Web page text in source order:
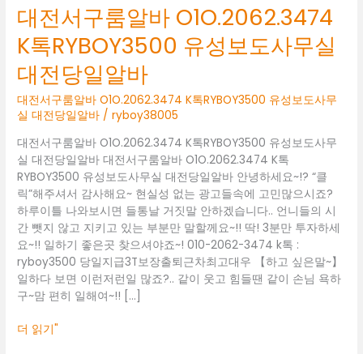
대전서구룸알바 O1O.2062.3474
K톡RYBOY3500 유성보도사무실
대전당일알바
대전서구룸알바 O1O.2062.3474 K톡RYBOY3500 유성보도사무
실 대전당일알바 /ryboy38005
대전서구룸알바 O1O.2062.3474 K톡RYBOY3500 유성보도사무
실 대전당일알바 대전서구룸알바 O1O.2062.3474 K톡
RYBOY3500 유성보도사무실 대전당일알바 안녕하세요~!? “클
릭”해주셔서 감사해요~ 현실성 없는 광고들속에 고민많으시죠?
하루이틀 나와보시면 들통날 거짓말 안하겠습니다.. 언니들의 시
간 뺏지 않고 지키고 있는 부분만 말할께요~!! 딱! 3분만 투자하세
요~!! 일하기 좋은곳 찾으셔야죠~! 010-2062-3474 k톡 :
ryboy3500 당일지급3T보장출퇴근차최고대우 【하고 싶은말~】
일하다 보면 이런저런일 많죠?.. 같이 웃고 힘들땐 같이 손님 욕하
구~맘 편히 일해여~!! […]
룸
바
O1O.2062.3474
K
톡
RYBOY3500
성
보
도
사
무
실
대
전
당
일
바
더 읽기"